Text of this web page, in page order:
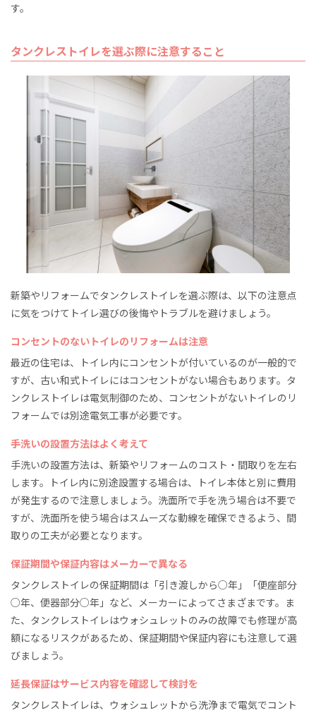
す。
タンクレストイレを選ぶ際に注意すること
新築やリフォームでタンクレストイレを選ぶ際は、以下の注意点
に気をつけてトイレ選びの後悔やトラブルを避けましょう。
コンセントのないトイレのリフォームは注意
最近の住宅は、トイレ内にコンセントが付いているのが一般的で
すが、古い和式トイレにはコンセントがない場合もあります。タ
ンクレストイレは電気制御のため、コンセントがないトイレのリ
フォームでは別途電気工事が必要です。
手洗いの設置方法はよく考えて
手洗いの設置方法は、新築やリフォームのコスト・間取りを左右
します。トイレ内に別途設置する場合は、トイレ本体と別に費用
が発生するので注意しましょう。洗面所で手を洗う場合は不要で
すが、洗面所を使う場合はスムーズな動線を確保できるよう、間
取りの工夫が必要となります。
保証期間や保証内容はメーカーで異なる
タンクレストイレの保証期間は「引き渡しから○年」「便座部分
○年、便器部分○年」など、メーカーによってさまざまです。ま
た、タンクレストイレはウォシュレットのみの故障でも修理が高
額になるリスクがあるため、保証期間や保証内容にも注意して選
びましょう。
延長保証はサービス内容を確認して検討を
タンクレストイレは、ウォシュレットから洗浄まで電気でコント